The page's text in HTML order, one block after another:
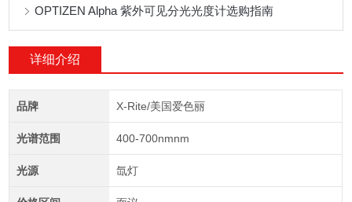
OPTIZEN Alpha 紫外可见分光光度计选购指南
详细介绍
品牌 X-Rite/美国爱色丽
光谱范围 400-700nmnm
光源 氙灯